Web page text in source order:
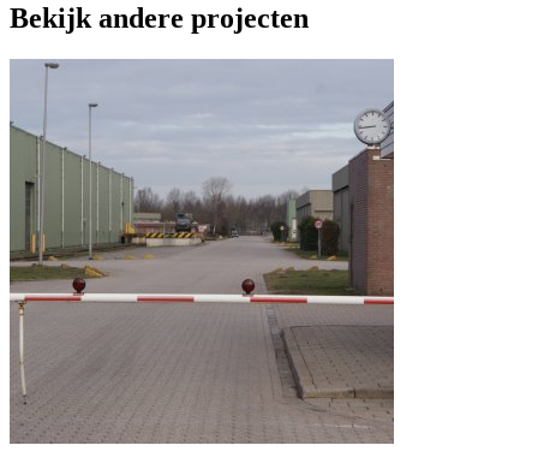
Bekijk andere projecten